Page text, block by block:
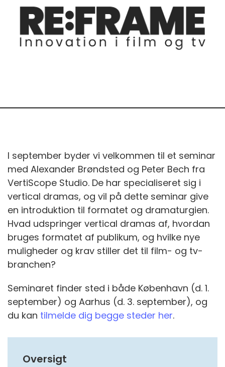
I september byder vi velkommen til et seminar
med Alexander Brøndsted og Peter Bech fra
VertiScope Studio. De har specialiseret sig i
vertical dramas, og vil på dette seminar give
en introduktion til formatet og dramaturgien.
Hvad udspringer vertical dramas af, hvordan
bruges formatet af publikum, og hvilke nye
muligheder og krav stiller det til film- og tv-
branchen?
Seminaret finder sted i både København (d. 1.
september) og Aarhus (d. 3. september), og
du kan tilmelde dig begge steder her.
Oversigt